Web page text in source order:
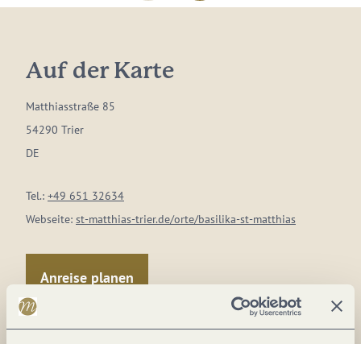
Auf der Karte
Matthiasstraße 85
54290 Trier
DE
Tel.: +49 651 32634
Webseite: st-matthias-trier.de/orte/basilika-st-matthias
Anreise planen